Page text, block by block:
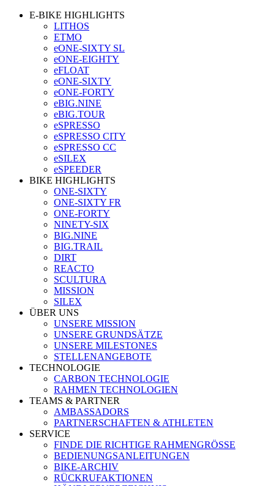
E-BIKE HIGHLIGHTS
LITHOS
ETMO
eONE-SIXTY SL
eONE-EIGHTY
eFLOAT
eONE-SIXTY
eONE-FORTY
eBIG.NINE
eBIG.TOUR
eSPRESSO
eSPRESSO CITY
eSPRESSO CC
eSILEX
eSPEEDER
BIKE HIGHLIGHTS
ONE-SIXTY
ONE-SIXTY FR
ONE-FORTY
NINETY-SIX
BIG.NINE
BIG.TRAIL
DIRT
REACTO
SCULTURA
MISSION
SILEX
ÜBER UNS
UNSERE MISSION
UNSERE GRUNDSÄTZE
UNSERE MILESTONES
STELLENANGEBOTE
TECHNOLOGIE
CARBON TECHNOLOGIE
RAHMEN TECHNOLOGIEN
TEAMS & PARTNER
AMBASSADORS
PARTNERSCHAFTEN & ATHLETEN
SERVICE
FINDE DIE RICHTIGE RAHMENGRÖSSE
BEDIENUNGSANLEITUNGEN
BIKE-ARCHIV
RÜCKRUFAKTIONEN